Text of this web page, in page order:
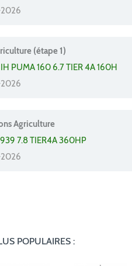
(étape 1)
IH PUMA 160 6.7 TIER 4A 160H
Agriculture
7.8 TIER4A 360HP
POPULAIRES :